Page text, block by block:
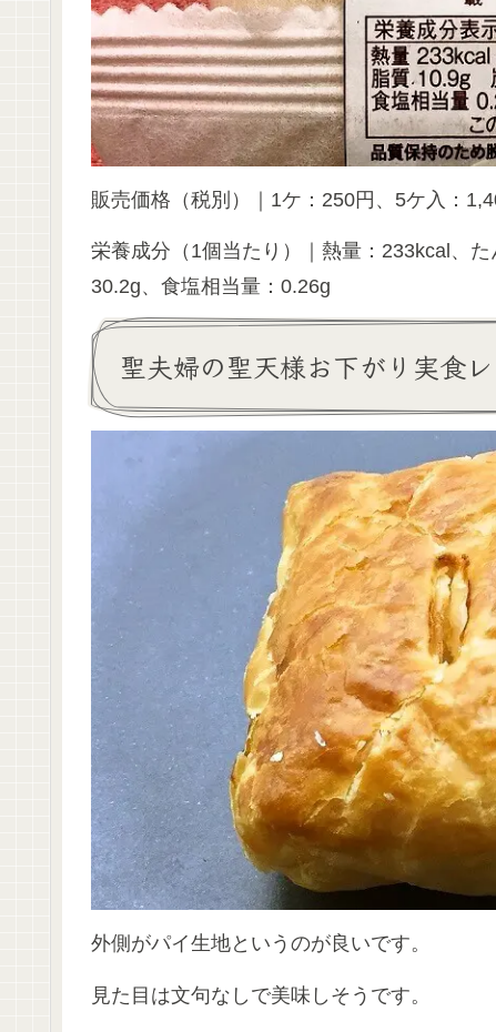
販売価格（税別）｜1ケ：250円、5ケ入：
栄養成分（1個当たり）｜熱量：233kcal、
30.2g、食塩相当量：0.26g
聖夫婦の聖天様お下がり実食
外側がパイ生地というのが良いです。
見た目は文句なしで美味しそうです。